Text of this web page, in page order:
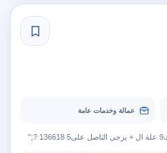
عمالة وخدمات عامة